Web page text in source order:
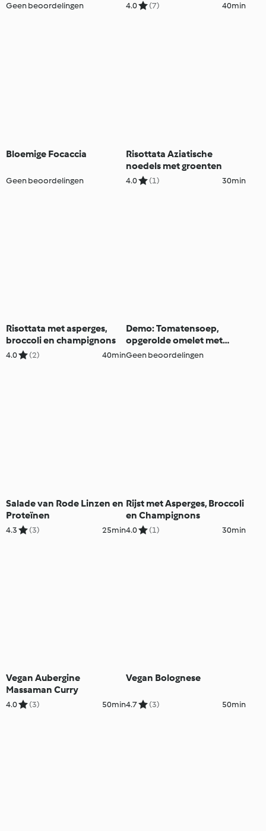
Geen beoordelingen 4.0 (7) 40min
Bloemige Focaccia
Geen beoordelingen
Risottata Aziatische
noedels met groenten
4.0 (1) 30min
Risottata met asperges,
broccoli en champignons
4.0 (2) 40min
Demo: Tomatensoep,
opgerolde omelet met
spinazie en gestoomde
Geen beoordelingen
Salade van Rode Linzen en
Proteïnen
4.3 (3) 25min
Rijst met Asperges, Broccoli
en Champignons
4.0 (1) 30min
Vegan Aubergine
Massaman Curry
4.0 (3) 50min
Vegan Bolognese
4.7 (3) 50min